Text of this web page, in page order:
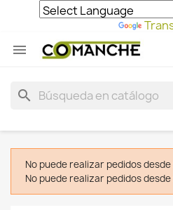

search
No puede realizar pedidos
No puede realizar pedidos